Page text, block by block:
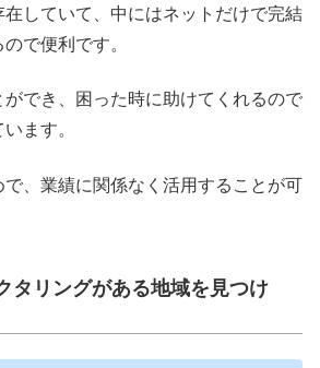
在していて、中にはネットだけで完結
で便利です。
でき、困った時に助けてくれるので
ます。
、業績に関係なく活用することが可
タリングがある地域を見つけ